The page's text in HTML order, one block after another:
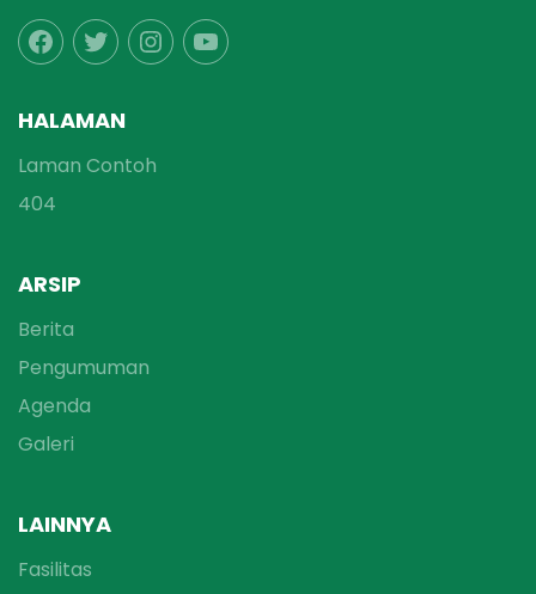
HALAMAN
Laman Contoh
404
ARSIP
Berita
Pengumuman
Agenda
Galeri
LAINNYA
Fasilitas